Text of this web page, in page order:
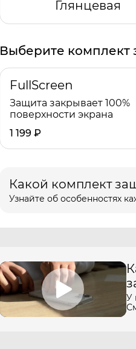
Глянцевая
Выберите комплект
FullScreen
Защита закрывает 100%
поверхности экрана
1 199 ₽
Какой комплект
Узнайте об особенностях
У